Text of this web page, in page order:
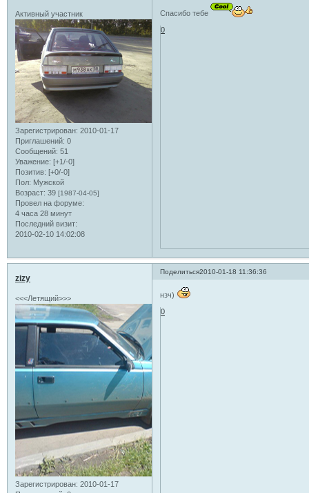
Активный участник
Зарегистрирован: 2010-01-17
Приглашений: 0
Сообщений: 51
Уважение: [+1/-0]
Позитив: [+0/-0]
Пол: Мужской
Возраст: 39 [1987-04-05]
Провел на форуме:
4 часа 28 минут
Последний визит:
2010-02-10 14:02:08
Спасибо тебе
0
Поделиться2010-01-18 11:36:36
zizy
<<<Летящий>>>
Зарегистрирован: 2010-01-17
нзч)
0